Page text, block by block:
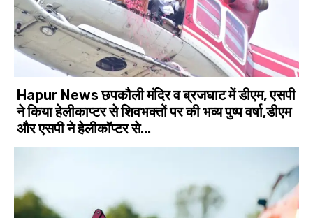
Hapur News छपकौली मंदिर व ब्रजघाट में डीएम, एसपी
ने किया हेलीकाप्टर से शिवभक्तों पर की भव्य पुष्प वर्षा,डीएम
और एसपी ने हेलीकॉप्टर से...